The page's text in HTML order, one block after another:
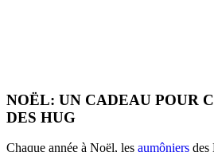
NOËL: UN CADEAU POUR
DES HUG
Chaque année à Noël, les aumôniers des